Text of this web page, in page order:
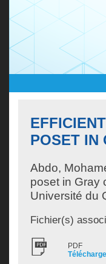
POSET IN
Abdo,
poset in Gray
Université du
Fichier(s)
PDF